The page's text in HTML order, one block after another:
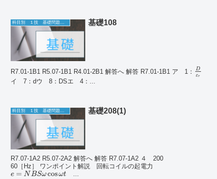
基礎108
R7.01-1B1 R5.07-1B1 R4.01-2B1 解答へ 解答 R7.01-1B1 ア 1：
D
εr
イ 7：dウ 8：DSエ 4：...
基礎208(1)
R7.07-1A2 R5.07-2A2 解答へ 解答 R7.07-1A2 ４ 200
60［Hz］ ワンポイント解説 回転コイルの起電力
e = N BSωcosωt ...